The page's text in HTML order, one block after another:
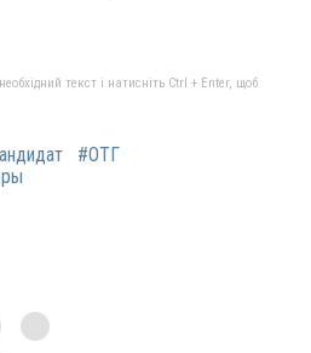
текст і натисніть Ctrl + Enter, щоб
#ОТГ